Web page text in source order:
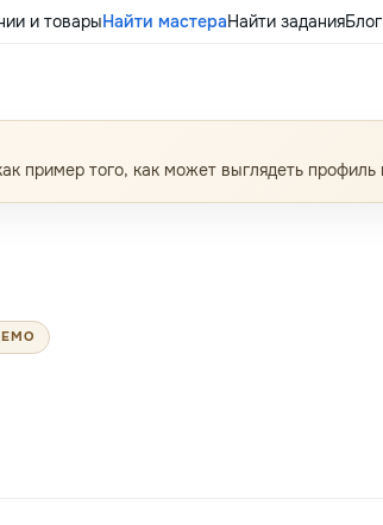
и товарыНайти мастераНайти заданияБлог
пример того, как может выглядеть профиль